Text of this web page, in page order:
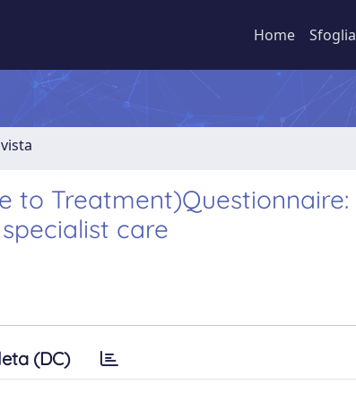
Home Sfoglia
to Treatment)Questionnaire:
care
(DC)